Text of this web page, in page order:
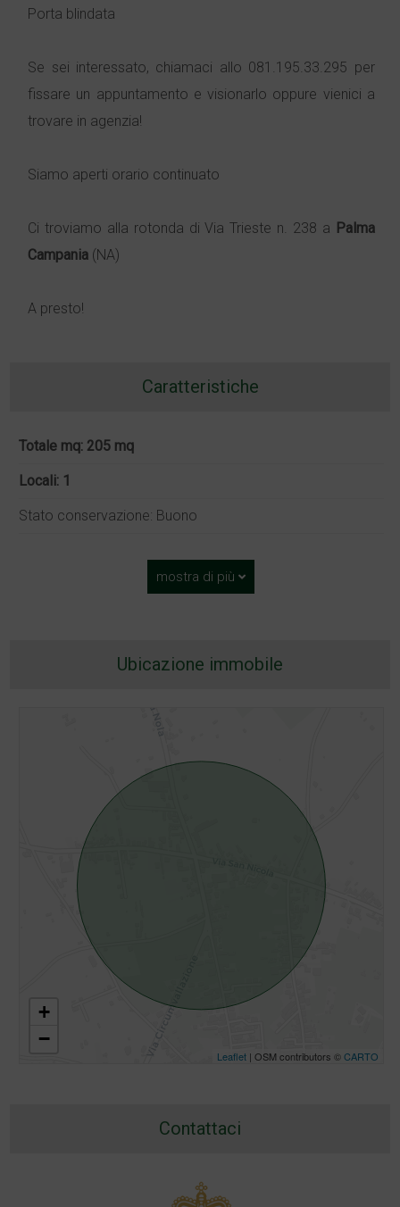
Porta blindata
Se sei interessato, chiamaci allo 081.195.33.295 per
fissare un appuntamento e visionarlo oppure vienici a
trovare in agenzia!
Siamo aperti orario continuato
Ci troviamo alla rotonda di Via Trieste n. 238 a Palma
Campania (NA)
A presto!
Caratteristiche
Totale mq: 205 mq
Locali: 1
Stato conservazione: Buono
mostra di più
Ubicazione immobile
+
−
Leaflet| OSM contributors ©CARTO
Contattaci